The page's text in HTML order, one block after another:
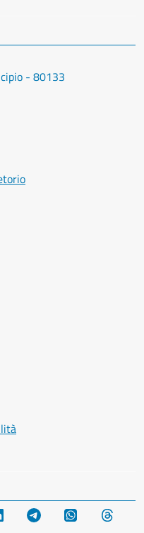
- 80133
LinkedIn Telegram WhatsApp